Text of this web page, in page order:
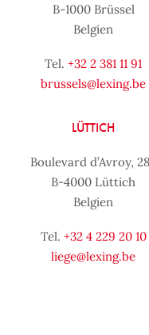
B-1000 Brüssel
Belgien
Tel. +32 2 381 11 91
brussels@lexing.be
LÜTTICH
Boulevard d’Avroy,
B-4000 Lüttich
Belgien
Tel. +32 4 229 20 10
liege@lexing.be